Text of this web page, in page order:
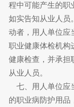
程中可能产生的职
如实告知从业人员
动者，用人单位应
职业健康体检机构
健康检查，并承担
从业人员。
七、用人单位应
的职业病防护用品